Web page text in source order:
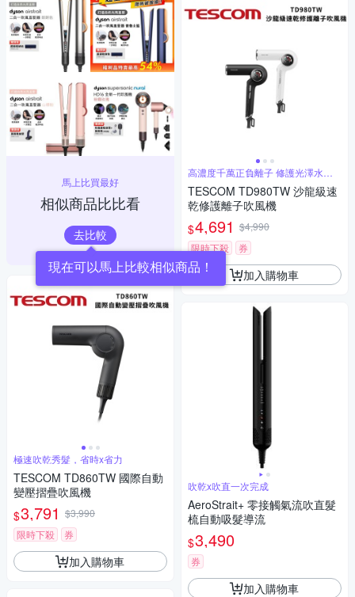
馬上比買最好
相似商品比比看
去比較
極速吹乾秀髮，省時x省力
TESCOM TD860TW 國際自動
變壓摺疊吹風機
$3,791 $3,990
限時下殺
券
加入購物車
高濃度千萬正負離子 修護光澤水潤
髮絲
TESCOM TD980TW 沙龍級速
乾修護離子吹風機
$4,691 $4,990
限時下殺
券
加入購物車
吹乾x吹直一次完成
AeroStrait+ 零接觸氣流吹直髮
梳自動吸髮導流
$3,490
券
加入購物車